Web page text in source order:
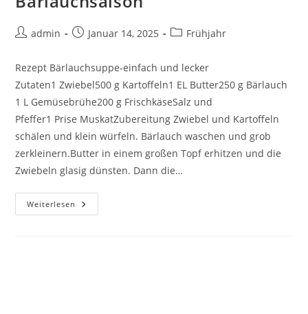
admin Januar 14, 2025 Frühjahr
Rezept Bärlauchsuppe-einfach und lecker
Zutaten1 Zwiebel500 g Kartoffeln1 EL Butter250 g Bärlauch
1 L Gemüsebrühe200 g FrischkäseSalz und
Pfeffer1 Prise MuskatZubereitung Zwiebel und Kartoffeln
schälen und klein würfeln. Bärlauch waschen und grob
zerkleinern.Butter in einem großen Topf erhitzen und die
Zwiebeln glasig dünsten. Dann die…
Weiterlesen